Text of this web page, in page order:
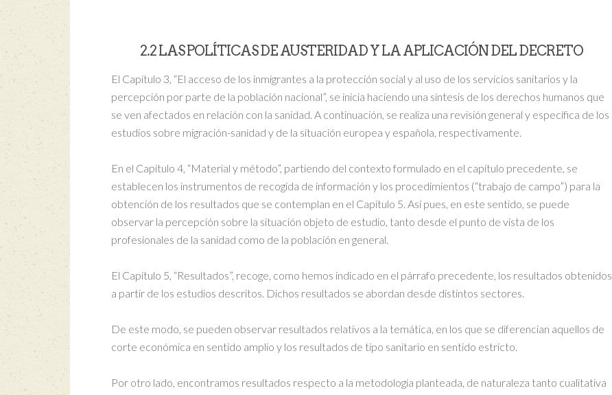
2.2 LAS POLÍTICAS DE AUSTERIDAD Y LA APLICACIÓN DEL DECRETO
El Capítulo 3, “El acceso de los inmigrantes a la protección social y al uso de los servicios sanitarios y la
percepción por parte de la población nacional”, se inicia haciendo una síntesis de los derechos humanos que
se ven afectados en relación con la sanidad. A continuación, se realiza una revisión general y específica de los
estudios sobre migración-sanidad y de la situación europea y española, respectivamente.
En el Capítulo 4, “Material y método”, partiendo del contexto formulado en el capítulo precedente, se
establecen los instrumentos de recogida de información y los procedimientos (“trabajo de campo”) para la
obtención de los resultados que se contemplan en el Capítulo 5. Así pues, en este sentido, se puede
observar la percepción sobre la situación objeto de estudio, tanto desde el punto de vista de los
profesionales de la sanidad como de la población en general.
El Capítulo 5, “Resultados”, recoge, como hemos indicado en el párrafo precedente, los resultados obtenidos
a partir de los estudios descritos. Dichos resultados se abordan desde distintos sectores.
De este modo, se pueden observar resultados relativos a la temática, en los que se diferencian aquellos de
corte económica en sentido amplio y los resultados de tipo sanitario en sentido estricto.
Por otro lado, encontramos resultados respecto a la metodología planteada, de naturaleza tanto cualitativa